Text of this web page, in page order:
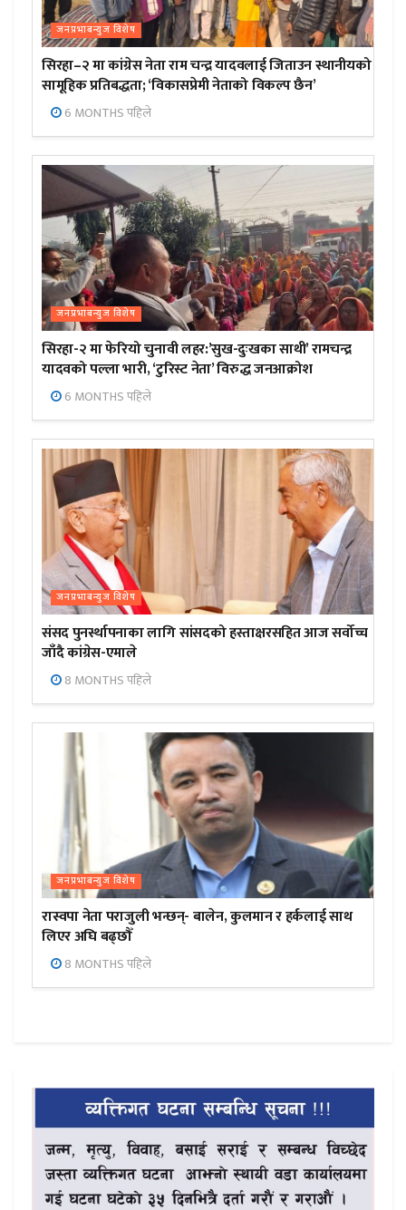
जनप्रभाबन्युज विशेष
सिरहा–२ मा कांग्रेस नेता राम चन्द्र यादवलाई जिताउन स्थानीयको
सामूहिक प्रतिबद्धता; ‘विकासप्रेमी नेताको विकल्प छैन’
6 MONTHS पहिले
जनप्रभाबन्युज विशेष
सिरहा-२ मा फेरियो चुनावी लहर:’सुख-दुःखका साथी’ रामचन्द्र
यादवको पल्ला भारी, ‘टुरिस्ट नेता’ विरुद्ध जनआक्रोश
6 MONTHS पहिले
जनप्रभाबन्युज विशेष
संसद पुनर्स्थापनाका लागि सांसदको हस्ताक्षरसहित आज सर्वोच्च
जाँदै कांग्रेस-एमाले
8 MONTHS पहिले
जनप्रभाबन्युज विशेष
रास्वपा नेता पराजुली भन्छन्- बालेन, कुलमान र हर्कलाई साथ
लिएर अघि बढ्छौँ
8 MONTHS पहिले